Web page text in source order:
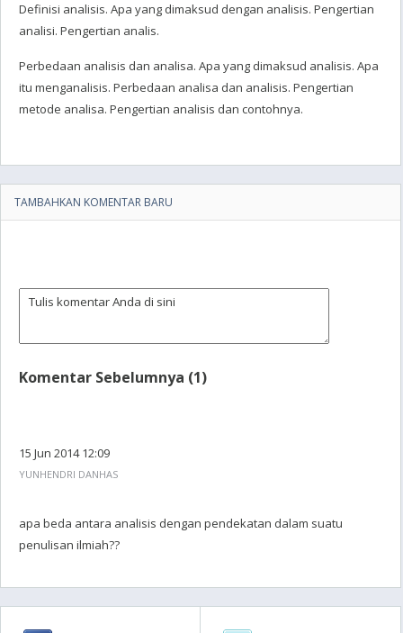
Definisi analisis. Apa yang dimaksud dengan analisis. Pengertian
analisi. Pengertian analis.
Perbedaan analisis dan analisa. Apa yang dimaksud analisis. Apa
itu menganalisis. Perbedaan analisa dan analisis. Pengertian
metode analisa. Pengertian analisis dan contohnya.
TAMBAHKAN KOMENTAR BARU
Komentar Sebelumnya (1)
15 Jun 2014 12:09
YUNHENDRI DANHAS
apa beda antara analisis dengan pendekatan dalam suatu
penulisan ilmiah??